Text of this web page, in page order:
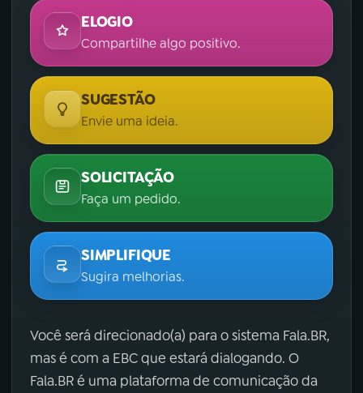
ELOGIO
Compartilhe algo positivo.
SUGESTÃO
Envie uma ideia.
SOLICITAÇÃO
Faça um pedido.
SIMPLIFIQUE
Sugira melhorias.
Você será direcionado(a) para o sistema Fala.BR,
mas é com a EBC que estará dialogando. O
Fala.BR é uma plataforma de comunicação da